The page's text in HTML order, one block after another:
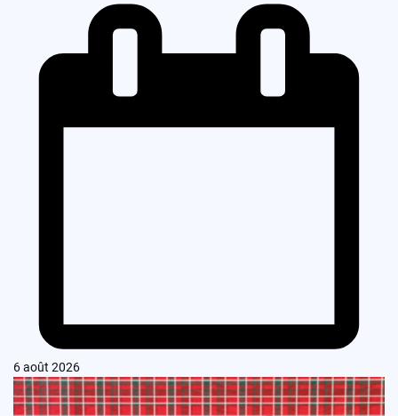
6 août 2026